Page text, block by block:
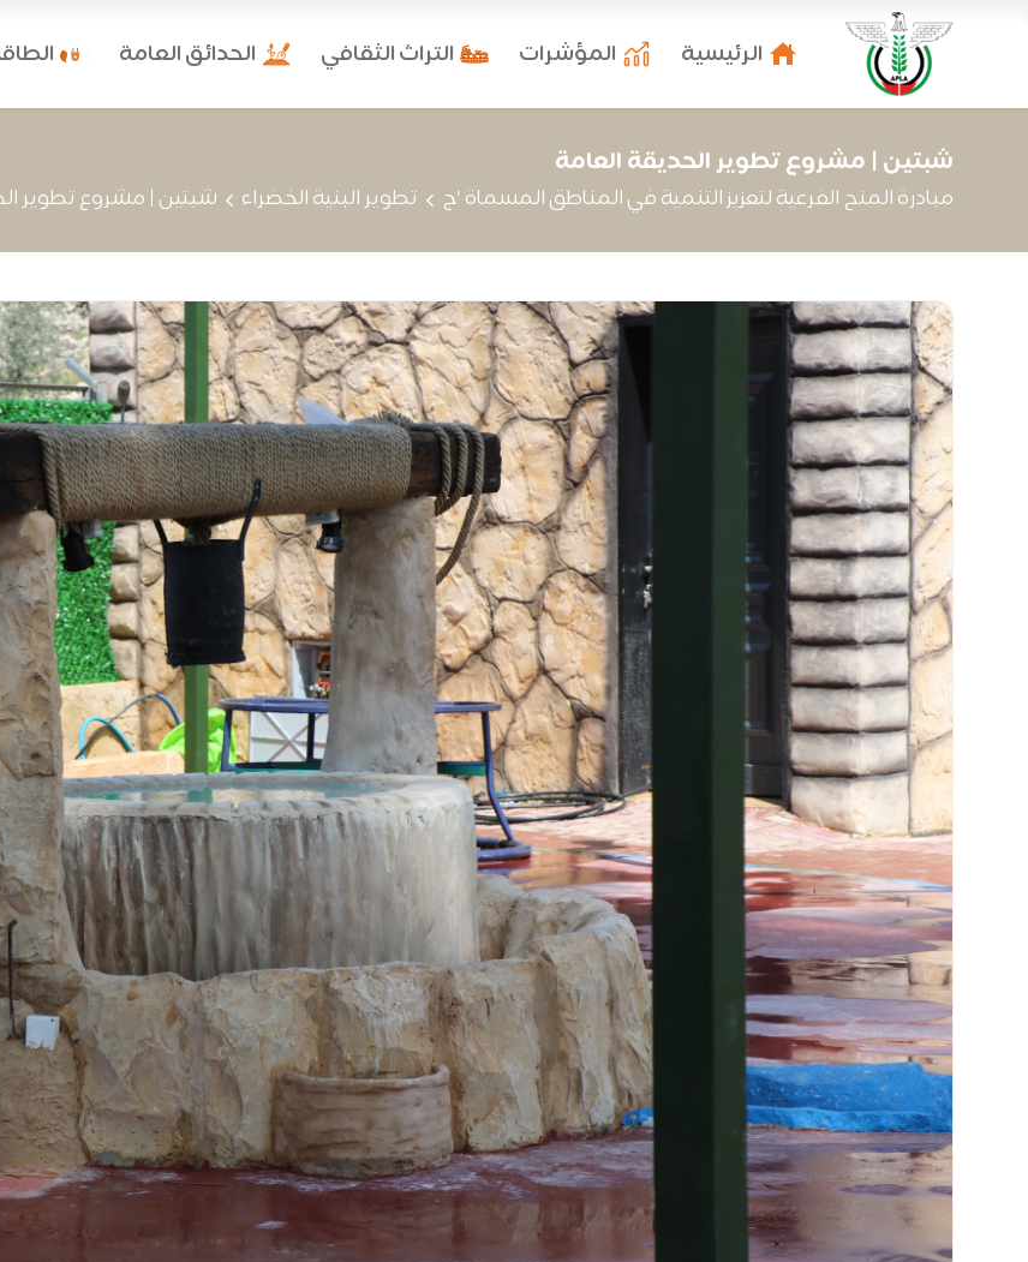
الرئيسية المؤشرات التراث الثقافي الحدائق العامة
شبتين | مشروع تطوير الحديقة العامة
مبادرة المنح الفرعية لتعزيز التنمية في المناطق المسماة 'ج تطوير البنية الخضراء شبتين | مشروع تطوير